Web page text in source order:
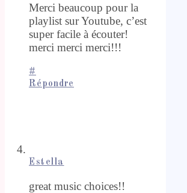
Merci beaucoup pour la
playlist sur Youtube, c’est
super facile à écouter!
merci merci merci!!!
#
Répondre
Estella
great music choices!!